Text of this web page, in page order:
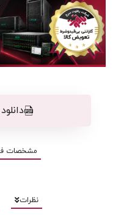
مشخصات
نظرات